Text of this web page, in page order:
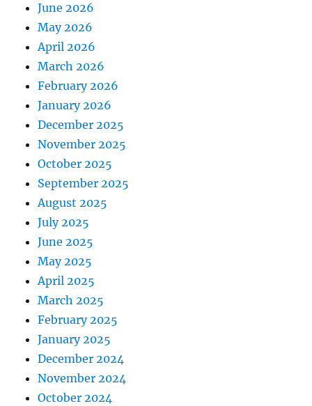
June 2026
May 2026
April 2026
March 2026
February 2026
January 2026
December 2025
November 2025
October 2025
September 2025
August 2025
July 2025
June 2025
May 2025
April 2025
March 2025
February 2025
January 2025
December 2024
November 2024
October 2024